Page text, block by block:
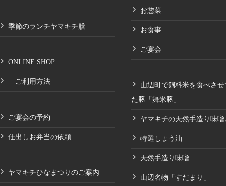
季節のランチヤマキチ膳
ONLINE SHOP
ご利用方法
ご宴会の予約
仕出しお弁当の依頼
ヤマキチひなまつりのご案内
お惣菜
お食事
ご宴会
山辺町で飼料米を食べさせ
た豚「舞米豚」
ヤマキチの天然手造り味噌
特選しょう油
天然手造り味噌
山辺名物「すだまり」